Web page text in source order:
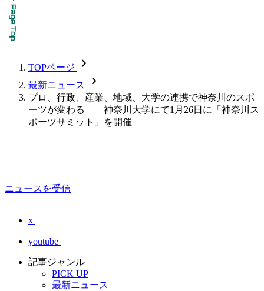
TOPページ chevron_forward
最新ニュース chevron_forward
プロ、行政、産業、地域、大学の連携で神奈川のスポ
ーツが変わる――神奈川大学にて1月26日に「神奈川ス
ポーツサミット」を開催
ニュースを受信
x
youtube
記事ジャンル
PICK UP
最新ニュース